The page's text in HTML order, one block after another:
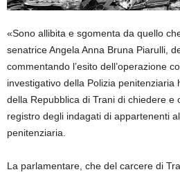
«Sono allibita e sgomenta da quello
senatrice Angela Anna Bruna Piarulli,
commentando l’esito dell’operazione
investigativo della Polizia penitenziaria
della Repubblica di Trani di chiedere e
registro degli indagati di appartenenti
penitenziaria.
La parlamentare, che del carcere di